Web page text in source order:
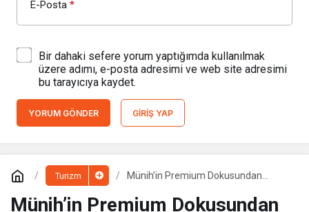
E-Posta *
Bir dahaki sefere yorum yaptığımda kullanılmak
üzere adımı, e-posta adresimi ve web site adresimi
bu tarayıcıya kaydet.
YORUM GÖNDER GIRIŞ YAP
Turizm
Münih’in Premium Dokusundan
Münih’in Premium Dokusundan